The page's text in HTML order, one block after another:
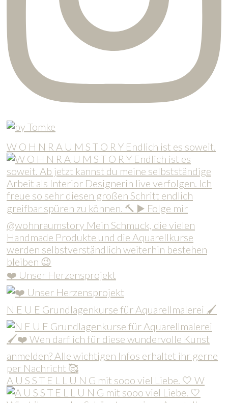
W O H N R A U M S T O R Y Endlich ist es soweit.
❤️ Unser Herzensprojekt
N E U E Grundlagenkurse für Aquarellmalerei 🖌
A U S S T E L L U N G mit sooo viel Liebe. 🤍 W